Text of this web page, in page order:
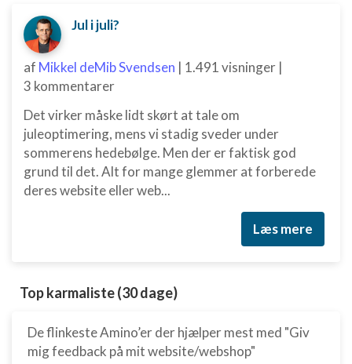
Jul i juli?
af Mikkel deMib Svendsen | 1.491 visninger |
3 kommentarer
Det virker måske lidt skørt at tale om
juleoptimering, mens vi stadig sveder under
sommerens hedebølge. Men der er faktisk god
grund til det. Alt for mange glemmer at forberede
deres website eller web...
Læs mere
Top karmaliste (30 dage)
De flinkeste Amino’er der hjælper mest med "Giv
mig feedback på mit website/webshop"